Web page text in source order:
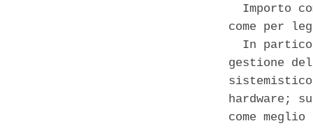
Importo
come per
In
gestione
hardware;
come